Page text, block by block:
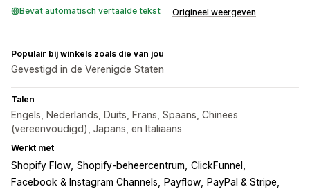
Bevat automatisch vertaalde tekst Origineel weergeven
Populair bij winkels zoals die van jou
Gevestigd in de Verenigde Staten
Talen
Engels, Nederlands, Duits, Frans, Spaans, Chinees
(vereenvoudigd), Japans, en Italiaans
Werkt met
Shopify Flow Shopify-beheercentrum ClickFunnel
Facebook & Instagram Channels
Payflow
PayPal & Stripe